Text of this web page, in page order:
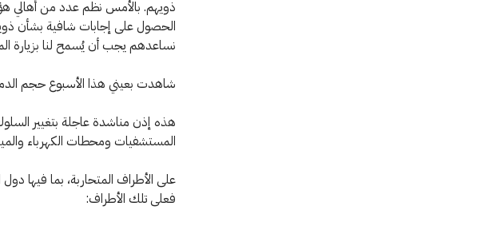
ذويهم. بالأمس نظم عدد من أهالي
الحصول على إجابات شافية بشأن
نساعدهم يجب أن يُسمح لنا بزيارة
شاهدت بعيني هذا الأسبوع حجم
هذه إذن مناشدة عاجلة بتغيير
المستشفيات ومحطات الكهرباء
على الأطراف المتحاربة، بما فيها
فعلى تلك الأطراف: